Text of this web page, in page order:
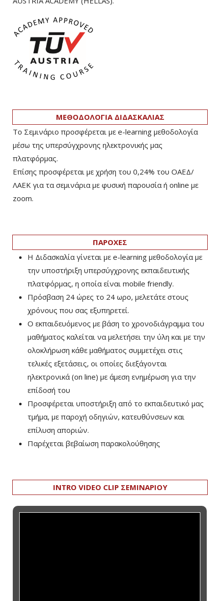
ΜΕΘΟΔΟΛΟΓΙΑ ΔΙΔΑΣΚΑΛΙΑΣ
Το Σεμινάριο προσφέρεται με e-learning μεθοδολογία
μέσω της υπερσύγχρονης ηλεκτρονικής μας
πλατφόρμας.
Επίσης προσφέρεται με χρήση του 0,24% του ΟΑΕΔ/
ΛΑΕΚ για τα σεμινάρια με φυσική παρουσία ή online με
zoom.
ΠΑΡΟΧΕΣ
Η Διδασκαλία γίνεται με e-learning μεθοδολογία με
την υποστήριξη υπερσύγχρονης εκπαιδευτικής
πλατφόρμας, η οποία είναι mobile friendly.
Πρόσβαση 24 ώρες το 24 ωρο, μελετάτε στους
χρόνους που σας εξυπηρετεί.
Ο εκπαιδευόμενος με βάση το χρονοδιάγραμμα του
μαθήματος καλείται να μελετήσει την ύλη και με την
ολοκλήρωση κάθε μαθήματος συμμετέχει στις
τελικές εξετάσεις, οι οποίες διεξάγονται
ηλεκτρονικά (on line) με άμεση ενημέρωση για την
επίδοσή του
Προσφέρεται υποστήριξη από το εκπαιδευτικό μας
τμήμα, με παροχή οδηγιών, κατευθύνσεων και
επίλυση αποριών.
Παρέχεται βεβαίωση παρακολούθησης
INTRO VIDEO CLIP ΣΕΜΙΝΑΡΙΟΥ